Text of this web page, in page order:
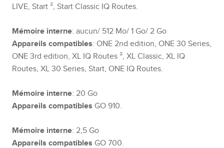
LIVE, Start ², Start Classic IQ Routes.
Mémoire interne: aucun/ 512 Mo/ 1 Go/ 2 Go
Appareils compatibles: ONE 2nd edition, ONE 30 Series,
ONE 3rd edition, XL IQ Routes ², XL Classic, XL IQ
Routes, XL 30 Series, Start, ONE IQ Routes.
Mémoire interne: 20 Go
Appareils compatibles GO 910.
Mémoire interne: 2,5 Go
Appareils compatibles GO 700.